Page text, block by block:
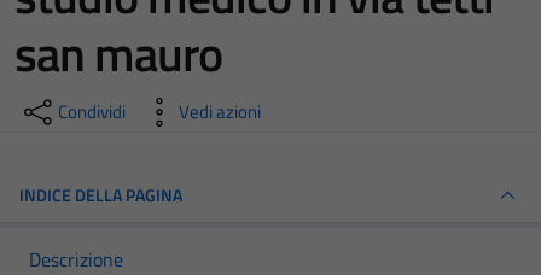
san mauro
Condividi Vedi azioni
INDICE DELLA PAGINA
Descrizione